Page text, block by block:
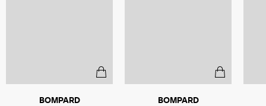
BOMPARD BOMPARD